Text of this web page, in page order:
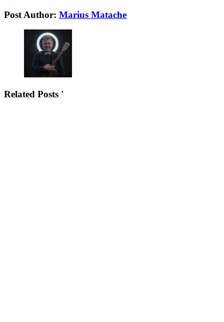
Post Author: Marius Matache
Related Posts '